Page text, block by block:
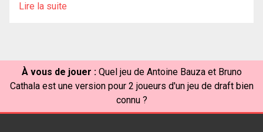
Lire la suite
À vous de jouer : Quel jeu de Antoine Bauza et Bruno
Cathala est une version pour 2 joueurs d'un jeu de draft bien
connu ?